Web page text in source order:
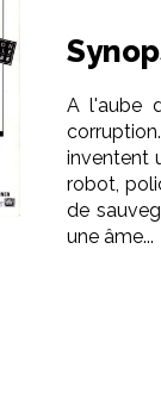
A l'aube
inventent
robot,
de
une âme...